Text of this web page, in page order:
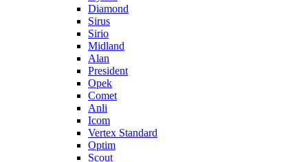
Diamond
Sirus
Sirio
Midland
Alan
President
Opek
Comet
Anli
Icom
Vertex Standard
Optim
Scout